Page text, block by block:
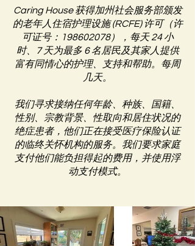
Caring House 获得加州社会服务部颁发
的老年人住宿护理设施 (RCFE) 许可（许
可证号：198602078），每天 24 小
时、7 天为最多 6 名居民及其家人提供
富有同情心的护理、支持和帮助。每周
几天。
我们寻求接纳任何年龄、种族、国籍、
性别、宗教背景、性取向和居住状况的
绝症患者，他们正在接受医疗保险认证
的临终关怀机构的服务。我们要求家庭
支付他们能负担得起的费用，并使用浮
动支付模式。